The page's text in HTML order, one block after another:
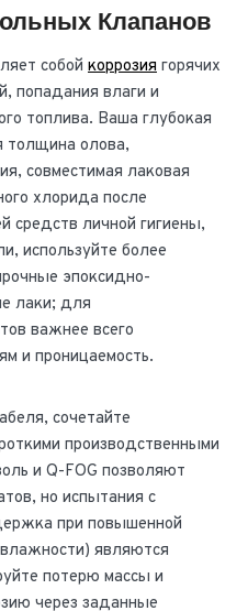
Клапанов
собой коррозия горячих
попадания влаги и
топлива. Ваша глубокая
толщина олова,
совместимая лаковая
хлорида после
средств личной гигиены,
используйте более
эпоксидно-
лаки; для
важнее всего
и проницаемость.
сочетайте
производственными
и Q-FOG позволяют
но испытания с
при повышенной
являются
потерю массы и
через заданные